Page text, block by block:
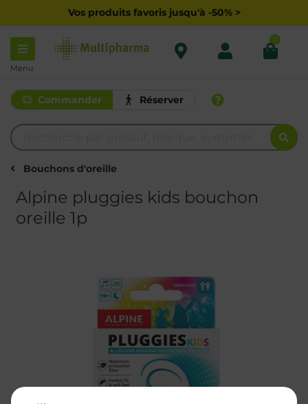
Vos produits favoris jusqu'à -50% >
Menu
0
Commander Réserver
Bouchons d'oreille
Alpine pluggies kids bouchon
oreille 1p